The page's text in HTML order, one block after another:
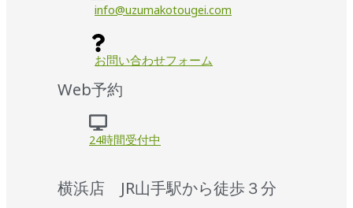
info@uzumakotougei.com
お問い合わせフォーム
Web予約
24時間受付中
横浜店 JR山手駅から徒歩３分